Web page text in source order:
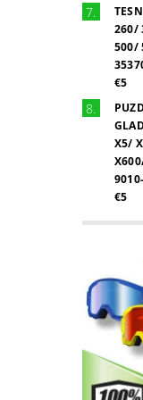
260/
500/
€5
X5/
€5